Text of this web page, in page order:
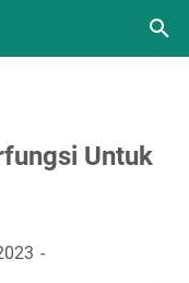
Untuk